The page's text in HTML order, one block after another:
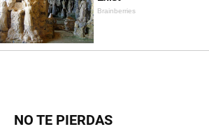
NO TE PIERDAS